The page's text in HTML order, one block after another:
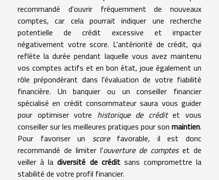
recommandé d'ouvrir fréquemment de nouveaux
comptes, car cela pourrait indiquer une recherche
potentielle de crédit excessive et impacter
négativement votre score. L'antériorité de crédit, qui
reflète la durée pendant laquelle vous avez maintenu
vos comptes actifs et en bon état, joue également un
rôle prépondérant dans l'évaluation de votre fiabilité
financière. Un banquier ou un conseiller financier
spécialisé en crédit consommateur saura vous guider
pour optimiser votre historique de créditet vous
conseiller sur les meilleures pratiques pour son maintien.
Pour favoriser un scorefavorable, il est donc
recommandé de limiter l'ouverture de compteset de
veiller à ladiversité de créditsans compromettre la
stabilité de votre profil financier.